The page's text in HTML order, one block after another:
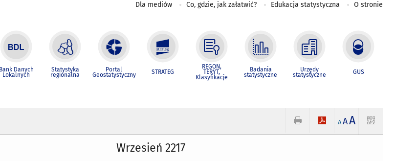
Dla mediów Co, gdzie, jak załatwić? Edukacja statystyczna O stronie
Bank Danych
Lokalnych
Statystyka
regionalna
Portal
Geostatystyczny STRATEG
REGON,
TERYT,
Klasyfikacje
Badania
statystyczne
Urzędy
statystyczne GUS
A AA
Wrzesień 2217